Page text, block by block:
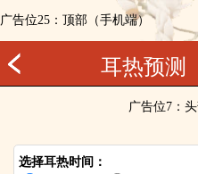
广告位25：顶部（手机端）
耳热预测
广告位7：头
选择耳热时间：